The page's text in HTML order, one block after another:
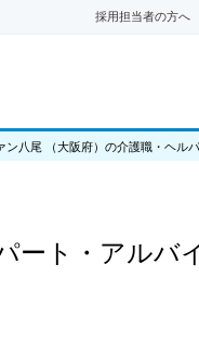
採用担当者の方へ
ン八尾 （大阪府）の介護職・ヘル
ート・アルバ